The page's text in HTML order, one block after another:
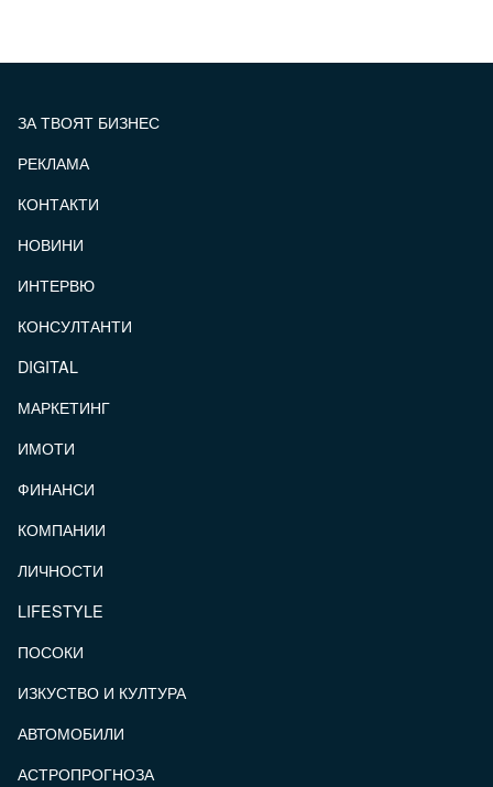
ЗА ТВОЯТ БИЗНЕС
РЕКЛАМА
КОНТАКТИ
НОВИНИ
ИНТЕРВЮ
КОНСУЛТАНТИ
DIGITAL
МАРКЕТИНГ
ИМОТИ
ФИНАНСИ
КОМПАНИИ
ЛИЧНОСТИ
LIFESTYLE
ПОСОКИ
ИЗКУСТВО И КУЛТУРА
АВТОМОБИЛИ
АСТРОПРОГНОЗА